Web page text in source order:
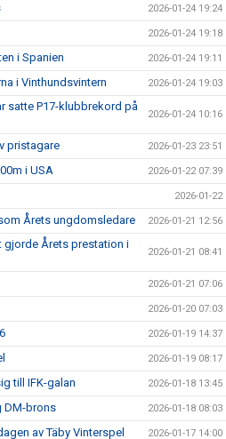
2026-01-24 19:24
2026-01-24 19:18
i Spanien 2026-01-24 19:11
i Vinthundsvintern 2026-01-24 19:03
satte P17-klubbrekord på
2026-01-24 10:16
pristagare 2026-01-23 23:51
i USA 2026-01-22 07:39
2026-01-22
Årets ungdomsledare 2026-01-21 12:56
Årets prestation i
2026-01-21 08:41
2026-01-21 07:06
2026-01-20 07:03
2026-01-19 14:37
2026-01-19 08:17
till IFK-galan 2026-01-18 13:45
DM-brons 2026-01-18 08:03
av Täby Vinterspel 2026-01-17 14:00